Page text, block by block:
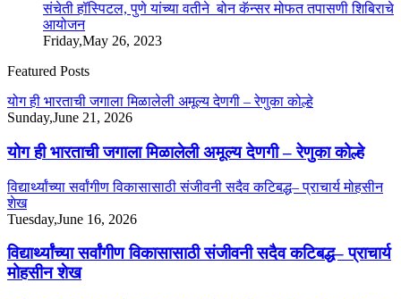
संचेती हॉस्पिटल, पुणे यांच्या वतीने बोन कॅन्सर मोफत तपासणी शिबिराचे
आयोजन
Friday,May 26, 2023
Featured Posts
योग ही भारताची जगाला मिळालेली अमूल्य देणगी – रेणुका कोल्हे
Sunday,June 21, 2026
योग ही भारताची जगाला मिळालेली अमूल्य देणगी – रेणुका कोल्हे
विद्यार्थ्यांच्या सर्वांगीण विकासासाठी संजीवनी सदैव कटिबद्ध– प्राचार्य मोहसीन
शेख
Tuesday,June 16, 2026
विद्यार्थ्यांच्या सर्वांगीण विकासासाठी संजीवनी सदैव कटिबद्ध– प्राचार्य
मोहसीन शेख